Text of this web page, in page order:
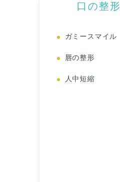
口の整形
ガミースマイル
唇の整形
人中短縮